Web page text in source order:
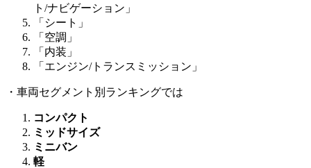
ト/ナビゲーション」
「シート」
「空調」
「内装」
「エンジン/トランスミッション」
・車両セグメント別ランキングでは
コンパクト
ミッドサイズ
ミニバン
軽